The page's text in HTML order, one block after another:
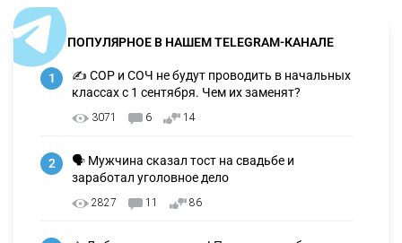
ПОПУЛЯРНОЕ В НАШЕМ TELEGRAM-КАНАЛЕ
1
✍️ СОР и СОЧ не будут проводить в начальных
классах с 1 сентября. Чем их заменят?
3071 6 14
2
🗣 Мужчина сказал тост на свадьбе и
заработал уголовное дело
2827 11 86